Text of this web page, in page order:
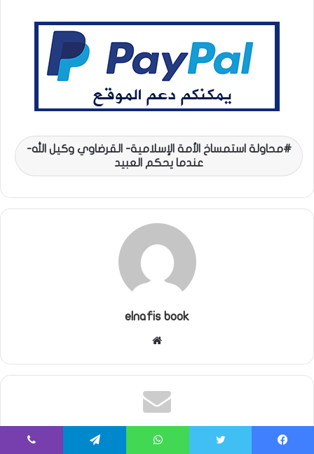
محاولة استمساخ الأمة الإسلامية- القرضاوي وكيل الله-
عندما يحكم العبيد
elnafis book
With Product You Purchase